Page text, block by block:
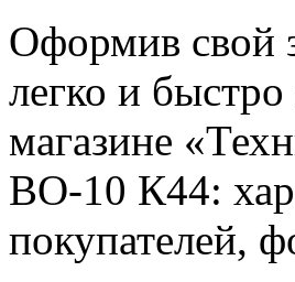
Оформив свой
легко и
магазине
ВО-10 К44:
покупателей,